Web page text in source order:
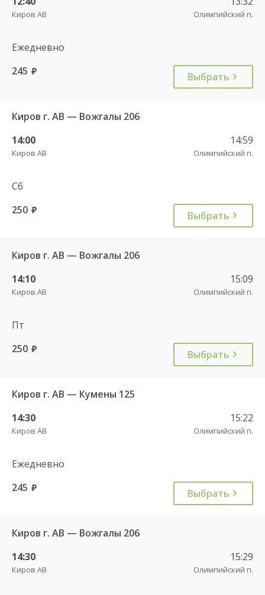
Киров АВ Олимпийский п.
Ежедневно
245 руб. Выбрать
Киров г. АВ — Вожгалы 206
14:00
Киров АВ
14:59
Олимпийский п.
Сб
250 руб. Выбрать
Киров г. АВ — Вожгалы 206
14:10
Киров АВ
15:09
Олимпийский п.
Пт
250 руб. Выбрать
Киров г. АВ — Кумены 125
14:30
Киров АВ
15:22
Олимпийский п.
Ежедневно
245 руб. Выбрать
Киров г. АВ — Вожгалы 206
14:30
Киров АВ
15:29
Олимпийский п.